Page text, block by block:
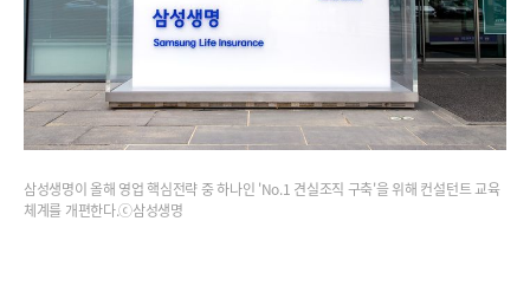
삼성생명이 올해 영업 핵심전략 중 하나인 'No.1 견실조직 구축'을 위해 컨설턴트 교육
체계를 개편한다.ⓒ삼성생명